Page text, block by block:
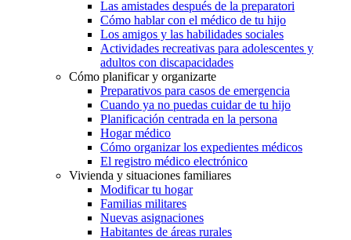
Las amistades después de la preparatori
Cómo hablar con el médico de tu hijo
Los amigos y las habilidades sociales
Actividades recreativas para adolescentes y
adultos con discapacidades
Cómo planificar y organizarte
Preparativos para casos de emergencia
Cuando ya no puedas cuidar de tu hijo
Planificación centrada en la persona
Hogar médico
Cómo organizar los expedientes médicos
El registro médico electrónico
Vivienda y situaciones familiares
Modificar tu hogar
Familias militares
Nuevas asignaciones
Habitantes de áreas rurales